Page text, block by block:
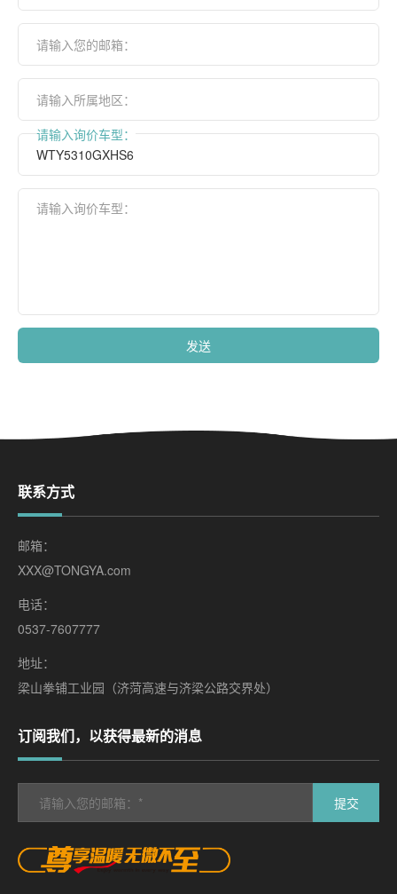
请输入您的邮箱：
请输入所属地区：
请输入询价车型：
请输入询价车型：
发送
联系方式
邮箱：
XXX@TONGYA.com
电话：
0537-7607777
地址：
梁山拳铺工业园（济菏高速与济梁公路交界处）
订阅我们，以获得最新的消息
提交